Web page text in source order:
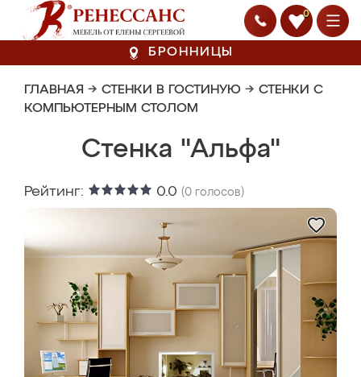
0
БРОННИЦЫ
ГЛАВНАЯ → СТЕНКИ В ГОСТИНУЮ → СТЕНКИ С
КОМПЬЮТЕРНЫМ СТОЛОМ
Стенка "Альфа"
Рейтинг: 0.0 (0 голосов)